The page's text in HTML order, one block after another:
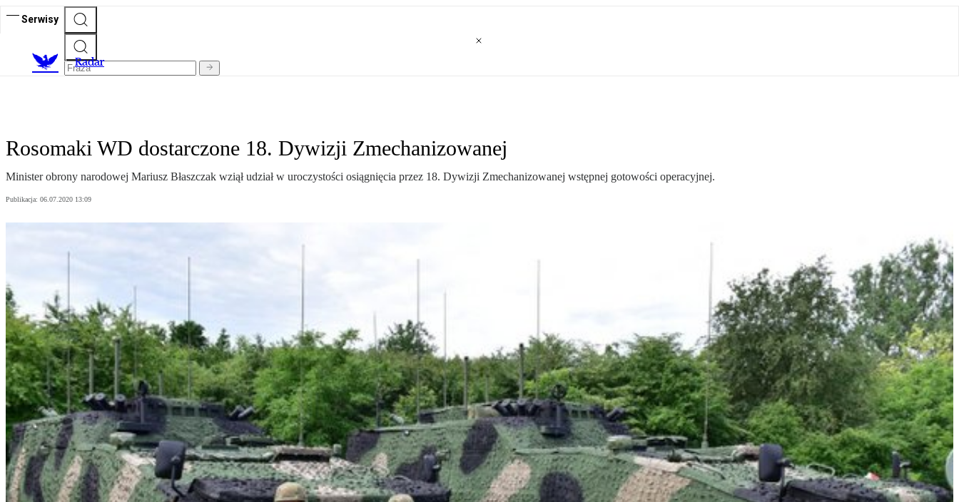
Serwisy
Radar
Rosomaki WD dostarczone 18. Dywizji Zmechanizowanej
Minister obrony narodowej Mariusz Błaszczak wziął udział w uroczystości osiągnięcia przez 18. Dywizji Zmechanizowanej wstępnej gotowości operacyjnej.
Publikacja: 06.07.2020 13:09